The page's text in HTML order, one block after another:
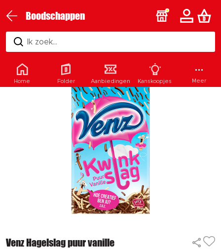
Boodschappen
Ik zoek...
Venz Hagelslag puur vanille
Home Folder Aanbiedingen Kanskoopjes Meer